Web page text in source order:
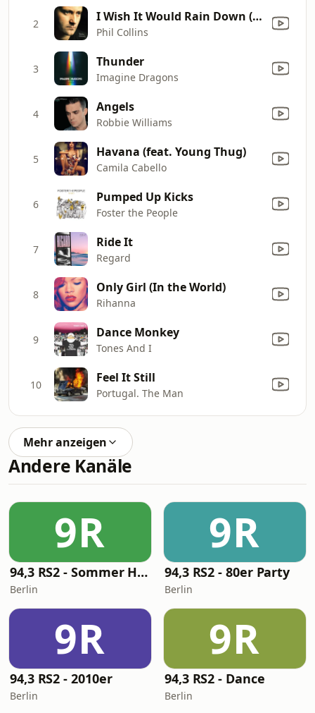
2 I Wish It Would Rain Down (2016 Remastered)
Phil Collins
3 Thunder
Imagine Dragons
4 Angels
Robbie Williams
5 Havana (feat. Young Thug)
Camila Cabello
6 Pumped Up Kicks
Foster the People
7 Ride It
Regard
8 Only Girl (In the World)
Rihanna
9 Dance Monkey
Tones And I
10 Feel It Still
Portugal. The Man
Mehr anzeigen
Andere Kanäle
9R
94,3 RS2 - Sommer Hits
Berlin
9R
94,3 RS2 - 80er Party
Berlin
9R
94,3 RS2 - 2010er
Berlin
9R
94,3 RS2 - Dance
Berlin